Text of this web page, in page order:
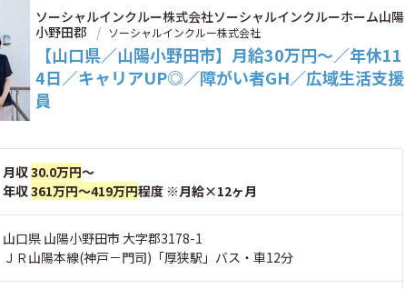
ソーシャルインクルー株式会社ソーシャルインクルーホーム山陽
小野田郡
ソーシャルインクルー株式会社
【山口県／山陽小野田市】月給30万円～／年休11
4日／キャリアUP◎／障がい者GH／広域生活支援
員
月収30.0万円～
年収361万円～419万円程度 ※月給×12ヶ月
山口県 山陽小野田市 大字郡3178-1
ＪＲ山陽本線(神戸－門司)「厚狭駅」バス・車12分